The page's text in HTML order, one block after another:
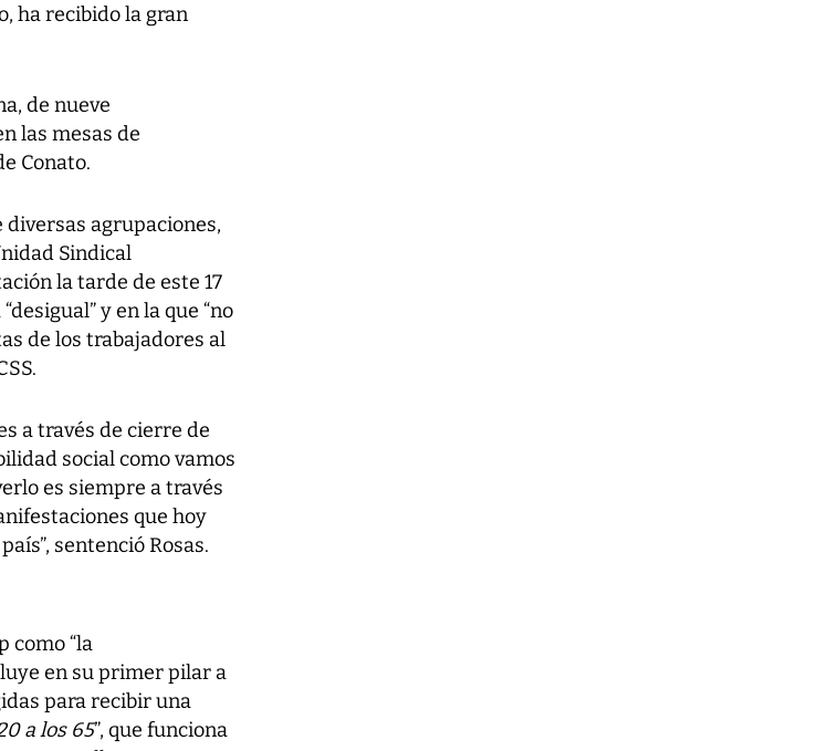
ha recibido la gran
de nueve
las mesas de
Conato.
diversas agrupaciones,
Sindical
la tarde de este 17
y en la que “no
de los trabajadores al
a través de cierre de
social como vamos
es siempre a través
que hoy
sentenció Rosas.
como “la
en su primer pilar a
para recibir una
a los 65”, que funciona